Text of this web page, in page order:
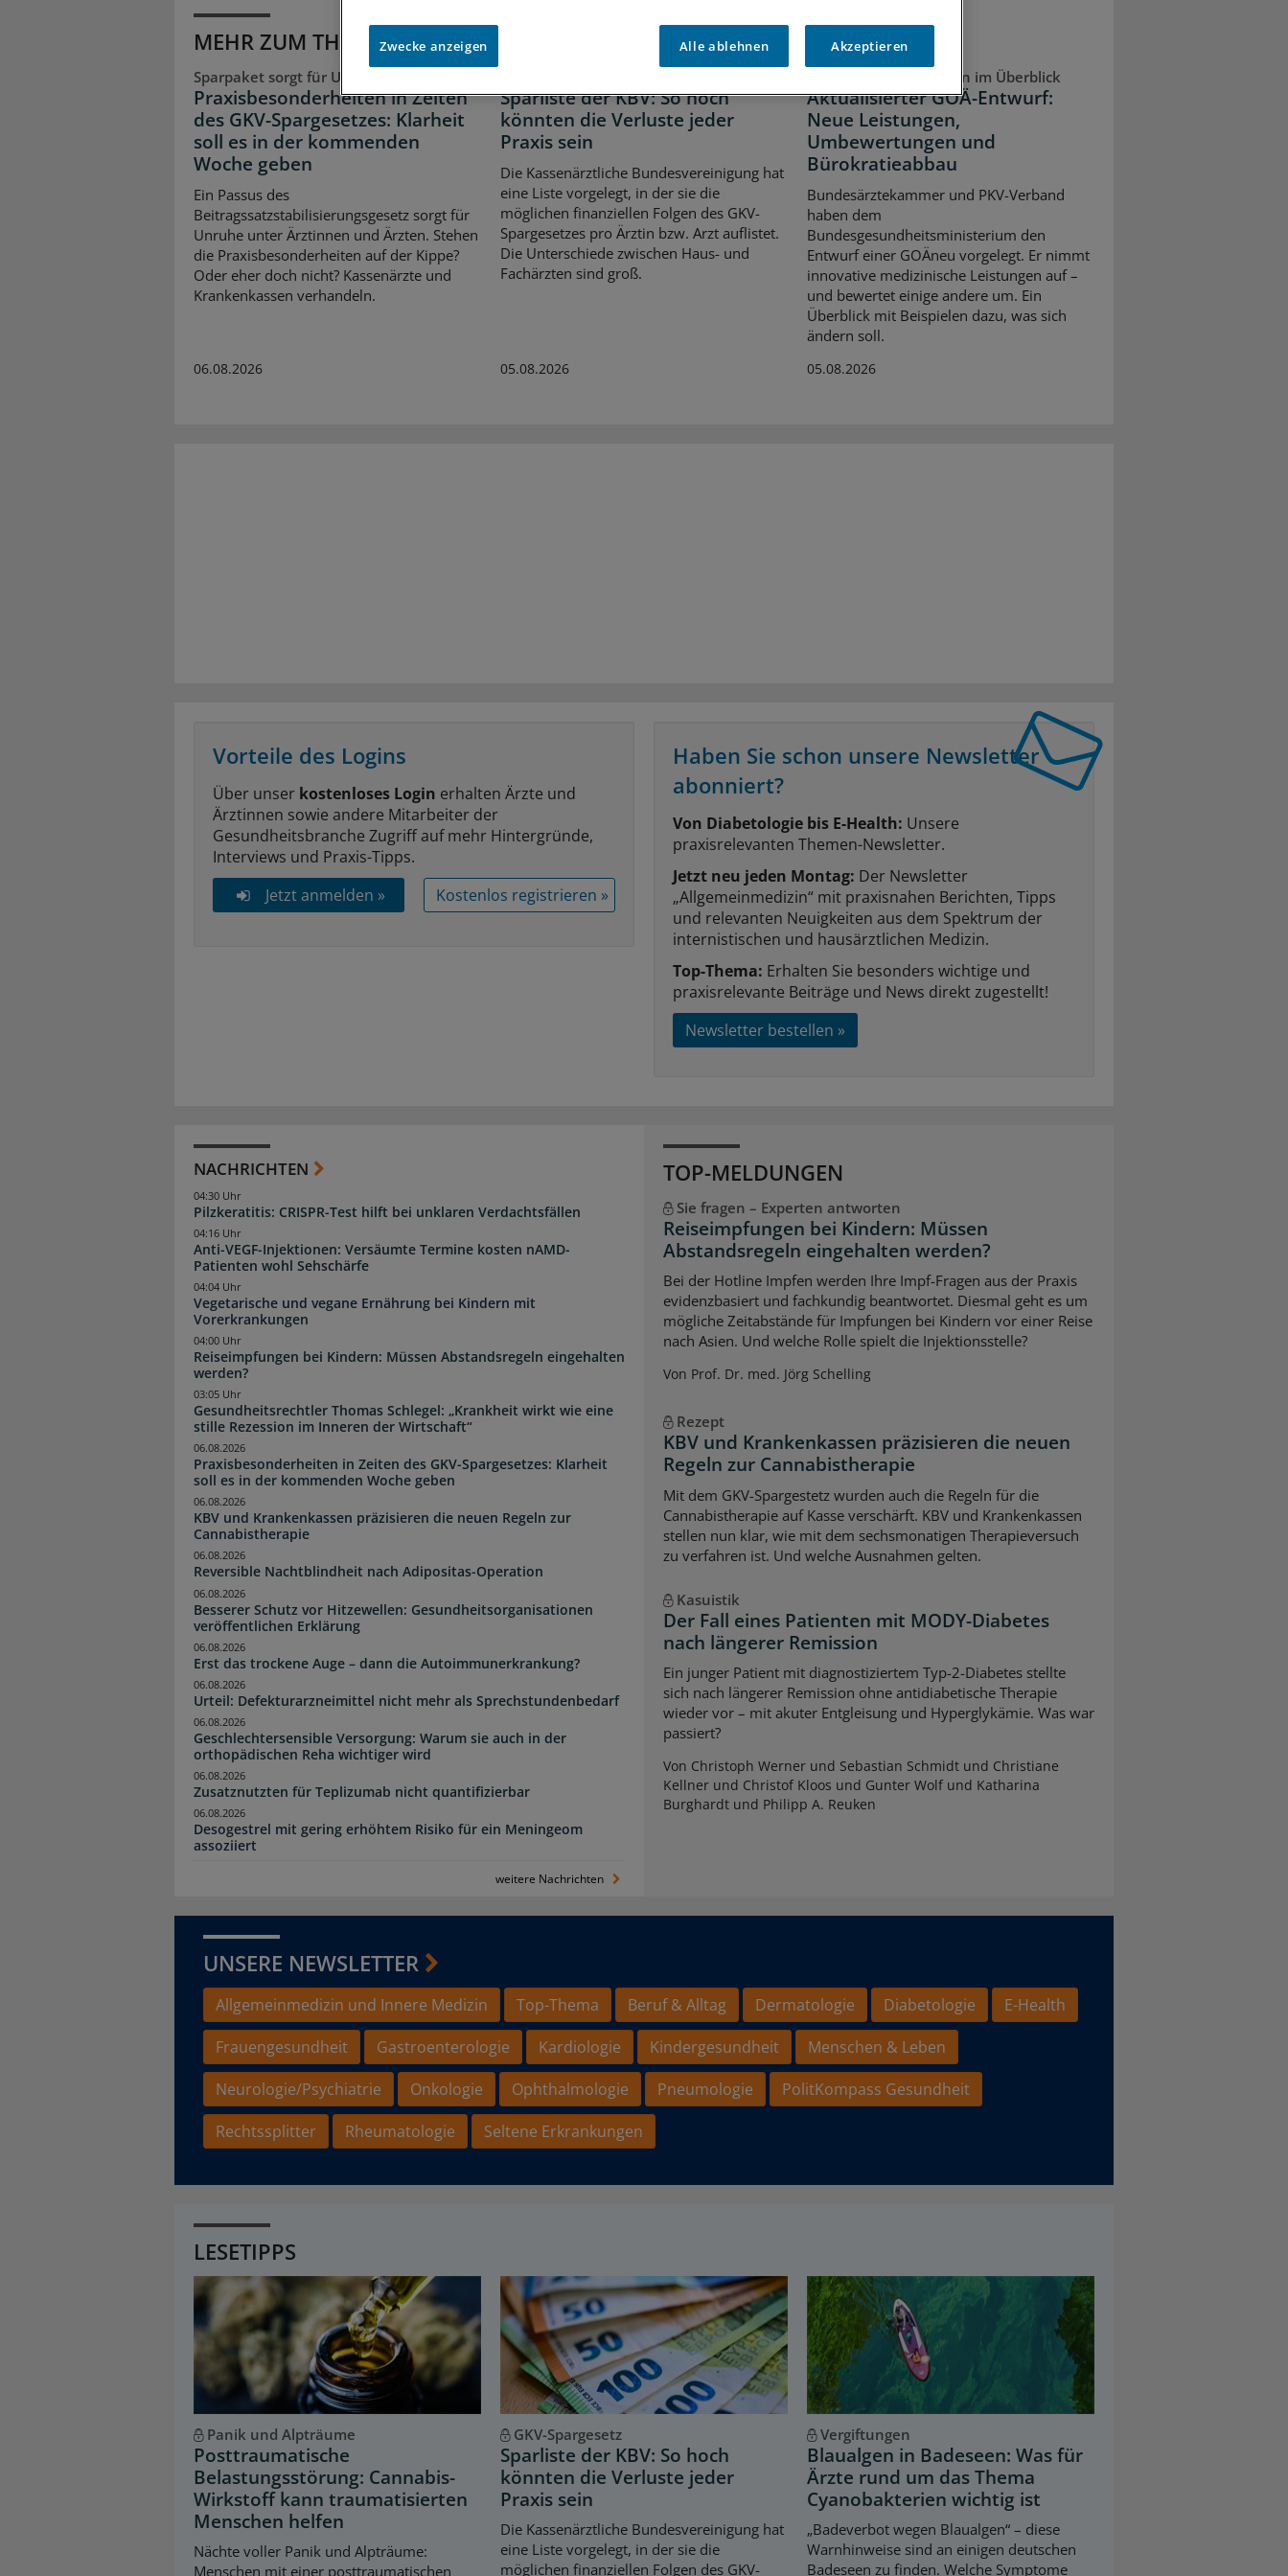
MEHR ZUM THEMA
Sparpaket sorgt für Unsicherheit
Praxisbesonderheiten in Zeiten
des GKV-Spargesetzes: Klarheit
soll es in der kommenden
Woche geben
Ein Passus des
Beitragssatzstabilisierungsgesetz sorgt für
Unruhe unter Ärztinnen und Ärzten. Stehen
die Praxisbesonderheiten auf der Kippe?
Oder eher doch nicht? Kassenärzte und
Krankenkassen verhandeln.
06.08.2026
Sparliste der KBV: So hoch
könnten die Verluste jeder
Praxis sein
Die Kassenärztliche Bundesvereinigung hat
eine Liste vorgelegt, in der sie die
möglichen finanziellen Folgen des GKV-
Spargesetzes pro Ärztin bzw. Arzt auflistet.
Die Unterschiede zwischen Haus- und
Fachärzten sind groß.
05.08.2026
Zentrale Änderungen im Überblick
Aktualisierter GOÄ-Entwurf:
Neue Leistungen,
Umbewertungen und
Bürokratieabbau
Bundesärztekammer und PKV-Verband
haben dem
Bundesgesundheitsministerium den
Entwurf einer GOÄneu vorgelegt. Er nimmt
innovative medizinische Leistungen auf –
und bewertet einige andere um. Ein
Überblick mit Beispielen dazu, was sich
ändern soll.
05.08.2026
Vorteile des Logins
Über unser kostenloses Login erhalten Ärzte und
Ärztinnen sowie andere Mitarbeiter der
Gesundheitsbranche Zugriff auf mehr Hintergründe,
Interviews und Praxis-Tipps.
Jetzt anmelden »
Kostenlos registrieren »
Haben Sie schon unsere Newsletter
abonniert?
Von Diabetologie bis E-Health: Unsere
praxisrelevanten Themen-Newsletter.
Jetzt neu jeden Montag: Der Newsletter
„Allgemeinmedizin“ mit praxisnahen Berichten, Tipps
und relevanten Neuigkeiten aus dem Spektrum der
internistischen und hausärztlichen Medizin.
Top-Thema: Erhalten Sie besonders wichtige und
praxisrelevante Beiträge und News direkt zugestellt!
Newsletter bestellen »
NACHRICHTEN
Pilzkeratitis: CRISPR-Test hilft bei unklaren Verdachtsfällen
04:30 Uhr
Anti-VEGF-Injektionen: Versäumte Termine kosten nAMD-
Patienten wohl Sehschärfe
04:16 Uhr
Vegetarische und vegane Ernährung bei Kindern mit
Vorerkrankungen
04:04 Uhr
Reiseimpfungen bei Kindern: Müssen Abstandsregeln eingehalten
werden?
04:00 Uhr
Gesundheitsrechtler Thomas Schlegel: „Krankheit wirkt wie eine
stille Rezession im Inneren der Wirtschaft“
03:05 Uhr
Praxisbesonderheiten in Zeiten des GKV-Spargesetzes: Klarheit
soll es in der kommenden Woche geben
06.08.2026
KBV und Krankenkassen präzisieren die neuen Regeln zur
Cannabistherapie
06.08.2026
Reversible Nachtblindheit nach Adipositas-Operation
06.08.2026
Besserer Schutz vor Hitzewellen: Gesundheitsorganisationen
veröffentlichen Erklärung
06.08.2026
Erst das trockene Auge – dann die Autoimmunerkrankung?
06.08.2026
Urteil: Defekturarzneimittel nicht mehr als Sprechstundenbedarf
06.08.2026
Geschlechtersensible Versorgung: Warum sie auch in der
orthopädischen Reha wichtiger wird
06.08.2026
Zusatznutzten für Teplizumab nicht quantifizierbar
06.08.2026
Desogestrel mit gering erhöhtem Risiko für ein Meningeom
assoziiert
06.08.2026
weitere Nachrichten
TOP-MELDUNGEN
Sie fragen – Experten antworten
Reiseimpfungen bei Kindern: Müssen
Abstandsregeln eingehalten werden?
Bei der Hotline Impfen werden Ihre Impf-Fragen aus der Praxis
evidenzbasiert und fachkundig beantwortet. Diesmal geht es um
mögliche Zeitabstände für Impfungen bei Kindern vor einer Reise
nach Asien. Und welche Rolle spielt die Injektionsstelle?
Von Prof. Dr. med. Jörg Schelling
Rezept
KBV und Krankenkassen präzisieren die neuen
Regeln zur Cannabistherapie
Mit dem GKV-Spargestetz wurden auch die Regeln für die
Cannabistherapie auf Kasse verschärft. KBV und Krankenkassen
stellen nun klar, wie mit dem sechsmonatigen Therapieversuch
zu verfahren ist. Und welche Ausnahmen gelten.
Kasuistik
Der Fall eines Patienten mit MODY-Diabetes
nach längerer Remission
Ein junger Patient mit diagnostiziertem Typ-2-Diabetes stellte
sich nach längerer Remission ohne antidiabetische Therapie
wieder vor – mit akuter Entgleisung und Hyperglykämie. Was war
passiert?
Von Christoph Werner und Sebastian Schmidt und Christiane
Kellner und Christof Kloos und Gunter Wolf und Katharina
Burghardt und Philipp A. Reuken
UNSERE NEWSLETTER
Allgemeinmedizin und Innere Medizin Top-Thema Beruf & Alltag Dermatologie Diabetologie
E-Health
Frauengesundheit
Gastroenterologie Kardiologie Kindergesundheit
Menschen & Leben
Neurologie/Psychiatrie
Onkologie Ophthalmologie Pneumologie
PolitKompass Gesundheit
Rechtssplitter
Rheumatologie Seltene Erkrankungen
LESETIPPS
Panik und Alpträume
Posttraumatische
Belastungsstörung: Cannabis-
Wirkstoff kann traumatisierten
Menschen helfen
Nächte voller Panik und Alpträume:
Menschen mit einer posttraumatischen
GKV-Spargesetz
Sparliste der KBV: So hoch
könnten die Verluste jeder
Praxis sein
Die Kassenärztliche Bundesvereinigung hat
eine Liste vorgelegt, in der sie die
möglichen finanziellen Folgen des GKV-
Vergiftungen
Blaualgen in Badeseen: Was für
Ärzte rund um das Thema
Cyanobakterien wichtig ist
„Badeverbot wegen Blaualgen“ – diese
Warnhinweise sind an einigen deutschen
Badeseen zu finden. Welche Symptome
Zwecke anzeigen Alle ablehnen Akzeptieren